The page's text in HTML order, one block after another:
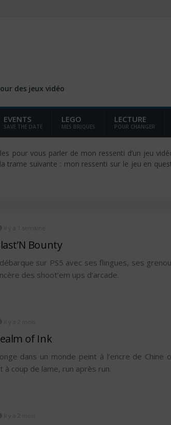
des jeux vidéo
EVENTS
SAVE THE DATE
LEGO
MES BRIQUES
LECTURE
POUR CHANGER
pour vous parler de mon ressenti d’un jeu
trame suivante : mon ressenti sur le jeu en
Il y a 1 semaine
Bounty
sur PS5 avec ses flingues, ses
des shoot’em ups d’arcade.
Il y a 2 mois
of Ink
dans un monde peint à l’encre de Chine
à coup de lame, run après run.
Il y a 2 mois